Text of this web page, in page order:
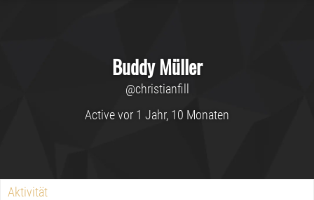
Buddy Müller
@christianfill
Active vor 1 Jahr, 10 Monaten
Aktivität